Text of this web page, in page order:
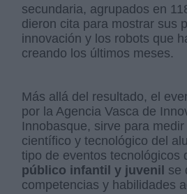
secundaria, agrupados en
dieron cita para mostrar sus
innovación y los robots que
creando los últimos meses.
Más allá del resultado, el
por la Agencia Vasca de
Innobasque, sirve para
científico y tecnológico del
tipo de eventos tecnológicos
público infantil y juvenil se
competencias y habilidades